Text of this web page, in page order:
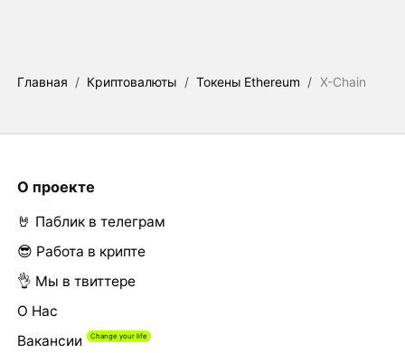
Главная / Криптовалюты / Токены Ethereum / X-Chain
О проекте
🤘 Паблик в телеграм
😎 Работа в крипте
👌 Мы в твиттере
О Нас
Вакансии